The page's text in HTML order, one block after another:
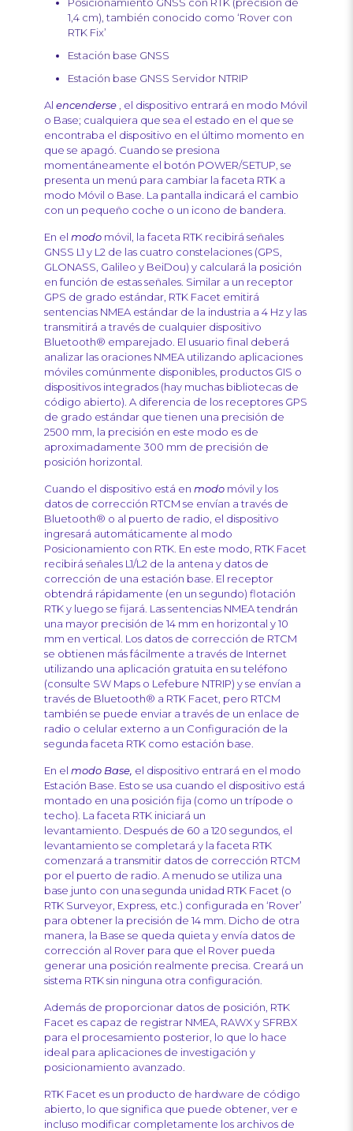
1,4 cm), también conocido como ‘Rover con
RTK Fix’
Estación base GNSS
Estación base GNSS Servidor NTRIP
Alencenderse , el dispositivo entrará en modo Móvil
o Base; cualquiera que sea el estado en el que se
encontraba el dispositivo en el último momento en
que se apagó. Cuando se presiona
momentáneamente el botón POWER/SETUP, se
presenta un menú para cambiar la faceta RTK a
modo Móvil o Base. La pantalla indicará el cambio
con un pequeño coche o un icono de bandera.
En elmodo móvil, la faceta RTK recibirá señales
GNSS L1 y L2 de las cuatro constelaciones (GPS,
GLONASS, Galileo y BeiDou) y calculará la posición
en función de estas señales. Similar a un receptor
GPS de grado estándar, RTK Facet emitirá
sentencias NMEA estándar de la industria a 4 Hz y las
transmitirá a través de cualquier dispositivo
Bluetooth® emparejado. El usuario final deberá
analizar las oraciones NMEA utilizando aplicaciones
móviles comúnmente disponibles, productos GIS o
dispositivos integrados (hay muchas bibliotecas de
código abierto). A diferencia de los receptores GPS
de grado estándar que tienen una precisión de
2500 mm, la precisión en este modo es de
aproximadamente 300 mm de precisión de
posición horizontal.
Cuando el dispositivo está enmodo móvil y los
datos de corrección RTCM se envían a través de
Bluetooth® o al puerto de radio, el dispositivo
ingresará automáticamente al modo
Posicionamiento con RTK. En este modo, RTK Facet
recibirá señales L1/L2 de la antena y datos de
corrección de una estación base. El receptor
obtendrá rápidamente (en un segundo) flotación
RTK y luego se fijará. Las sentencias NMEA tendrán
una mayor precisión de 14 mm en horizontal y 10
mm en vertical. Los datos de corrección de RTCM
se obtienen más fácilmente a través de Internet
utilizando una aplicación gratuita en su teléfono
(consulte SW Maps o Lefebure NTRIP) y se envían a
través de Bluetooth® a RTK Facet, pero RTCM
también se puede enviar a través de un enlace de
radio o celular externo a un Configuración de la
segunda faceta RTK como estación base.
En elmodo Base, el dispositivo entrará en el modo
Estación Base. Esto se usa cuando el dispositivo está
montado en una posición fija (como un trípode o
techo). La faceta RTK iniciará un
levantamiento. Después de 60 a 120 segundos, el
levantamiento se completará y la faceta RTK
comenzará a transmitir datos de corrección RTCM
por el puerto de radio. A menudo se utiliza una
base junto con una segunda unidad RTK Facet (o
RTK Surveyor, Express, etc.) configurada en ‘Rover’
para obtener la precisión de 14 mm. Dicho de otra
manera, la Base se queda quieta y envía datos de
corrección al Rover para que el Rover pueda
generar una posición realmente precisa. Creará un
sistema RTK sin ninguna otra configuración.
Además de proporcionar datos de posición, RTK
Facet es capaz de registrar NMEA, RAWX y SFRBX
para el procesamiento posterior, lo que lo hace
ideal para aplicaciones de investigación y
posicionamiento avanzado.
RTK Facet es un producto de hardware de código
abierto, lo que significa que puede obtener, ver e
incluso modificar completamente los archivos de